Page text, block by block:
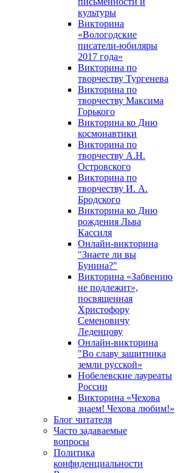
культуры
Викторина
«Вологодские
писатели-юбиляры
2017 года»
Викторина по
творчеству Тургенева
Викторина по
творчеству Максима
Горького
Викторина ко Дню
космонавтики
Викторина по
творчеству А.Н.
Островского
Викторина по
творчеству И. А.
Бродского
Викторина ко Дню
рождения Льва
Кассиля
Онлайн-викторина
"Знаете ли вы
Бунина?"
Викторина «Забвению
не подлежит»,
посвященная
Христофору
Семеновичу
Леденцову
Онлайн-викторина
"Во славу защитника
земли русской»
Нобелевские лауреаты
России
Викторина «Чехова
знаем! Чехова любим!»
Блог читателя
Часто задаваемые
вопросы
Политика
конфиденциальности